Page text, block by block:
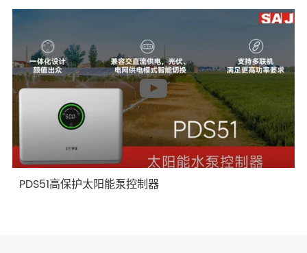
PDS51高保护太阳能泵控制器